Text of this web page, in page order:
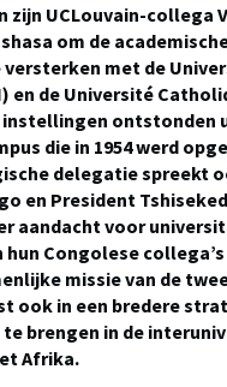
zijn UCLouvain-collega
om de
met de
en de Université
instellingen ontstonden
die in 1954 werd
delegatie spreekt
en President
aandacht voor
hun Congolese
missie van de
ook in een bredere
te brengen in de
Afrika.